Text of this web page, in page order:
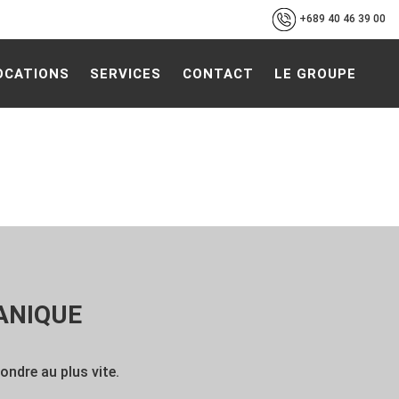
+689 40 46 39 00
SERVICES CONTACT LE GROUPE
au plus vite.